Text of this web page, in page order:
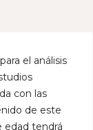
el análisis
con las
de este
edad tendrá